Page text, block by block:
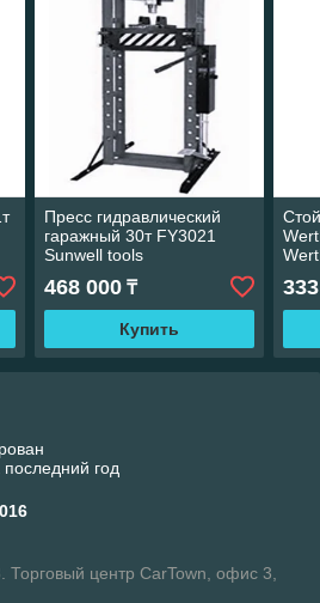
Пресс гидравлический
гаражный 30т FY3021
Sunwell tools
468 000₸
Купить
год
Торговый центр CarTown, офис 3,